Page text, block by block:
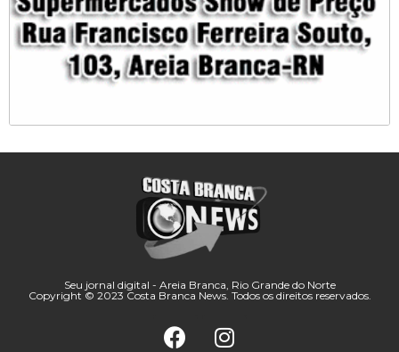
Seu jornal digital - Areia Branca, Rio Grande do Norte
Copyright © 2023 Costa Branca News. Todos os direitos reservados.